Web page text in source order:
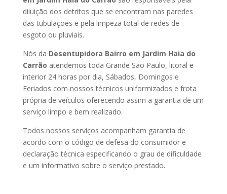
diluição dos detritos que se encontram nas paredes
das tubulações e pela limpeza total de redes de
esgoto ou pluviais.
Nós da Desentupidora Bairro em Jardim Haia do
Carrão atendemos toda Grande São Paulo, litoral e
interior 24 horas por dia, Sábados, Domingos e
Feriados com nossos técnicos uniformizados e frota
própria de veículos oferecendo assim a garantia de um
serviço limpo e bem realizado.
Todos nossos serviços acompanham garantia de
acordo com o código de defesa do consumidor e
declaração técnica especificando o grau de dificuldade
e um informativo sobre o serviço prestado.